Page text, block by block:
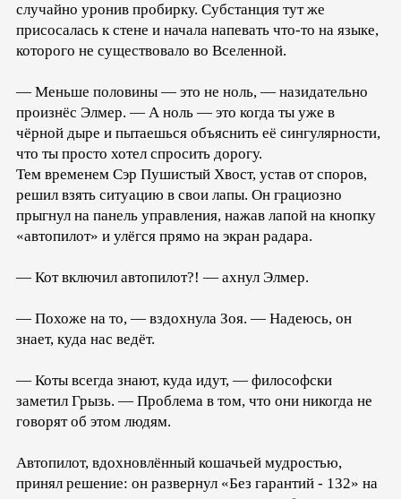
случайно уронив пробирку. Субстанция тут же
присосалась к стене и начала напевать что-то на языке,
которого не существовало во Вселенной.
— Меньше половины — это не ноль, — назидательно
произнёс Элмер. — А ноль — это когда ты уже в
чёрной дыре и пытаешься объяснить её сингулярности,
что ты просто хотел спросить дорогу.
Тем временем Сэр Пушистый Хвост, устав от споров,
решил взять ситуацию в свои лапы. Он грациозно
прыгнул на панель управления, нажав лапой на кнопку
«автопилот» и улёгся прямо на экран радара.
— Кот включил автопилот?! — ахнул Элмер.
— Похоже на то, — вздохнула Зоя. — Надеюсь, он
знает, куда нас ведёт.
— Коты всегда знают, куда идут, — философски
заметил Грызь. — Проблема в том, что они никогда не
говорят об этом людям.
Автопилот, вдохновлённый кошачьей мудростью,
принял решение: он развернул «Без гарантий - 132» на